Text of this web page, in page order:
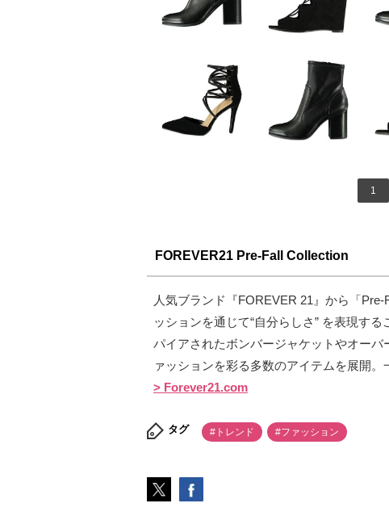
1
FOREVER21 Pre-Fall Collection
人気ブランド『FOREVER 21』から「
ッションを通じて“自分らしさ” を表現す
パイアされたボンバージャケットやオー
ァッションを彩る多数のアイテムを展開
> Forever21.com
タグ #トレンド #ファッション